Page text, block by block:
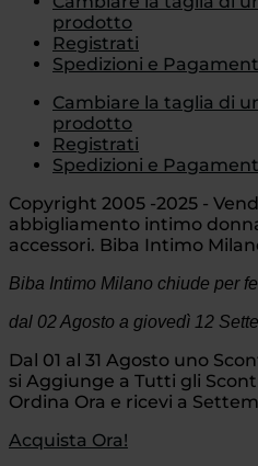
prodotto
Registrati
Spedizioni e
Cambiare la taglia di
prodotto
Registrati
Spedizioni e
Copyright 2005 -2025 -
abbigliamento intimo
accessori. Biba Intimo
Biba Intimo Milano chiude per
dal 02 Agosto a giovedì 12
Dal 01 al 31 Agosto uno
si Aggiunge a Tutti gli
Ordina Ora e ricevi a
Acquista Ora!